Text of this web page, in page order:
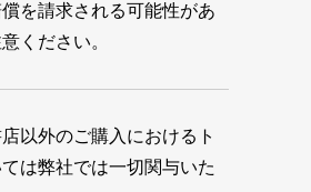
を請求される可能性があ
ください。
以外のご購入におけるト
は弊社では一切関与いた